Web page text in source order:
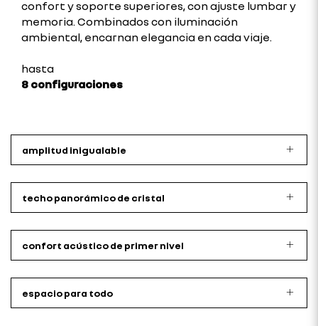
confort y soporte superiores, con ajuste lumbar y
memoria. Combinados con iluminación
ambiental, encarnan elegancia en cada viaje.
hasta
8 configuraciones
amplitud inigualable
techo panorámico de cristal
confort acústico de primer nivel
espacio para todo